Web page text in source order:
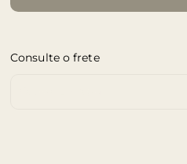
Consulte o frete